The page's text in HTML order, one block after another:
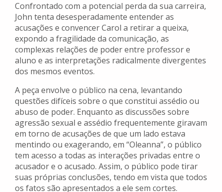
Confrontado com a potencial perda da sua carreira,
John tenta desesperadamente entender as
acusações e convencer Carol a retirar a queixa,
expondo a fragilidade da comunicação, as
complexas relações de poder entre professor e
aluno e as interpretações radicalmente divergentes
dos mesmos eventos.
A peça envolve o público na cena, levantando
questões difíceis sobre o que constitui assédio ou
abuso de poder. Enquanto as discussões sobre
agressão sexual e assédio frequentemente giravam
em torno de acusações de que um lado estava
mentindo ou exagerando, em “Oleanna”, o público
tem acesso a todas as interações privadas entre o
acusador e o acusado. Assim, o público pode tirar
suas próprias conclusões, tendo em vista que todos
os fatos são apresentados a ele sem cortes.